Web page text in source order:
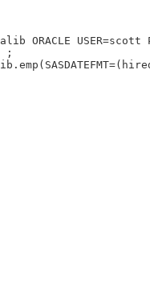
ORACLE USER=scott
;